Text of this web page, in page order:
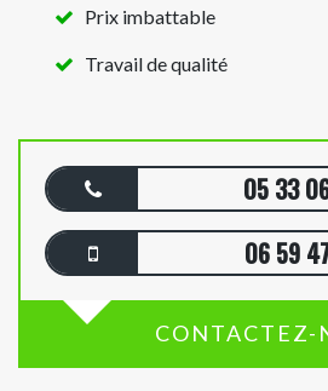
Prix imbattable
Travail de qualité
05 33
06 59
CONTACTEZ-